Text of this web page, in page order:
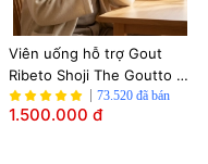
Viên uống hỗ trợ Gout
Ribeto Shoji The Goutto
150 viên
73.520 đã bán
1.500.000 đ